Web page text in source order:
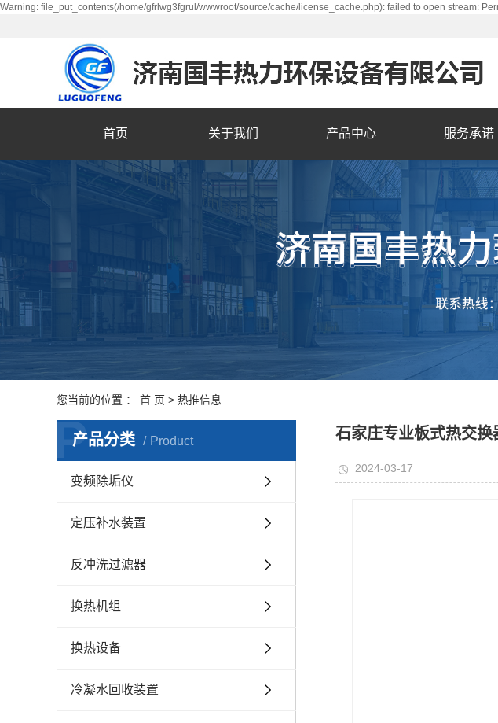
Warning: file_put_contents(/home/gfrlwg3fgrul/wwwroot/source/cache/license_cache.php): failed to open stream:
首页 关于我们 产品中心 服务承诺
您当前的位置 ： 首 页 > 热推信息
产品分类 Product
P
变频除垢仪
定压补水装置
反冲洗过滤器
换热机组
换热设备
冷凝水回收装置
石家庄专业板式热交换
2024-03-17